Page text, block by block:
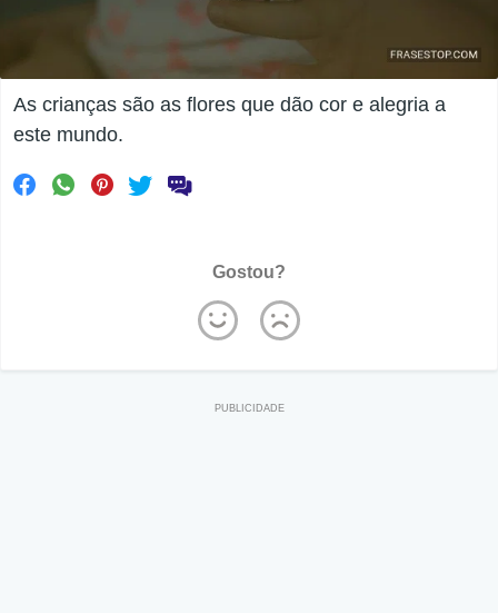
As crianças são as flores que dão cor e alegria a
este mundo.
Gostou?